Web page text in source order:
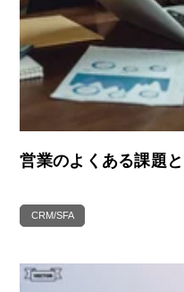
営業のよくある課題
CRM/SFA